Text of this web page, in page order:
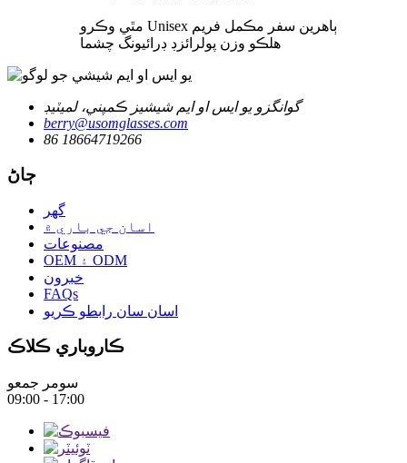
مٿي وڪرو Unisex ٻاهرين سفر مڪمل فريم
هلڪو وزن پولرائزڊ ڊرائيونگ چشما
گوانگزو يو ايس او ايم شيشيز ڪمپني، لميٽيڊ
berry@usomglasses.com
86 18664719266
ڄاڻ
گهر
اسان جي باري ۾
مصنوعات
OEM ۽ ODM
خبرون
FAQs
اسان سان رابطو ڪريو
ڪاروباري ڪلاڪ
سومر جمعو
09:00 - 17:00